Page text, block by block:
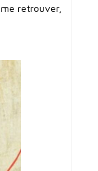
retrouver,